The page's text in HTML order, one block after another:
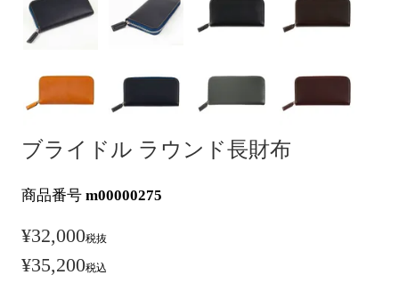
ブライドル ラウンド長財布
商品番号 m00000275
¥32,000税抜
¥35,200税込